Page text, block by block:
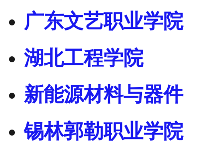
广东文艺职业学院
湖北工程学院
新能源材料与器件
锡林郭勒职业学院